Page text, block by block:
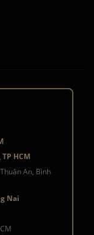
HCM
An, Bình
Nai